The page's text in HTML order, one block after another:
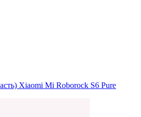
Xiaomi Mi Roborock S6 Pure